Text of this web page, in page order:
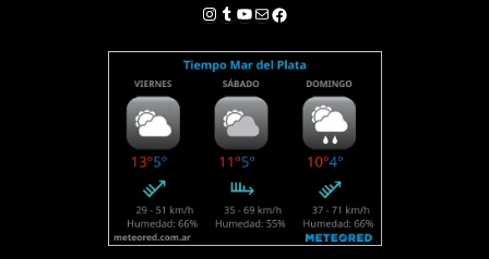
Instagram
Tumblr
YouTube
Correo electrónico
Facebook